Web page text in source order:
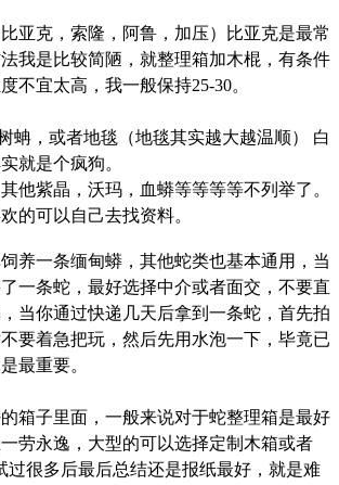
亚克，索隆，阿鲁，加压）比亚克是最常
我是比较简陋，就整理箱加木棍，有条件
不宜太高，我一般保持25-30。
蚺，或者地毯（地毯其实越大越温顺） 白
就是个疯狗。
他紫晶，沃玛，血蟒等等等等不列举了。
的可以自己去找资料。
养一条缅甸蟒，其他蛇类也基本通用，当
一条蛇，最好选择中介或者面交，不要直
当你通过快递几天后拿到一条蛇，首先拍
要着急把玩，然后先用水泡一下，毕竟已
最重要。
箱子里面，一般来说对于蛇整理箱是最好
劳永逸，大型的可以选择定制木箱或者
过很多后最后总结还是报纸最好，就是难